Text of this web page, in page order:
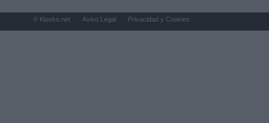
© Kiosko.net Aviso Legal Privacidad y Cookies